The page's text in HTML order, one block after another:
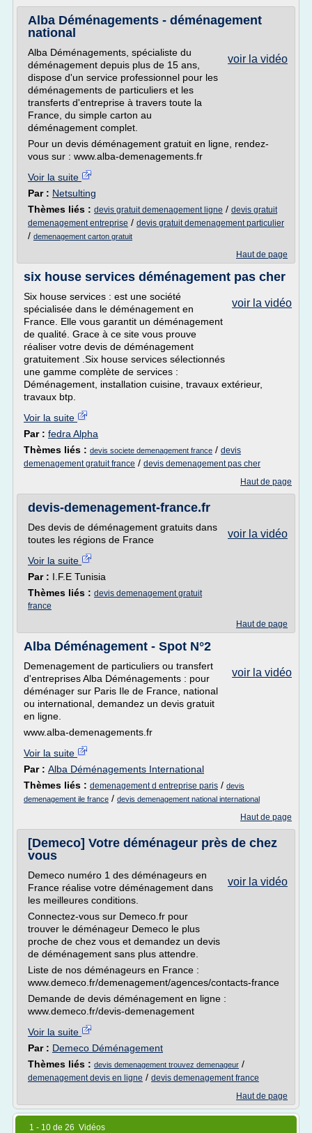
Alba Déménagements - déménagement
national
voir la vidéo
Alba Déménagements, spécialiste du
déménagement depuis plus de 15 ans,
dispose d'un service professionnel pour les
déménagements de particuliers et les
transferts d'entreprise à travers toute la
France, du simple carton au
déménagement complet.
Pour un devis déménagement gratuit en ligne, rendez-
vous sur : www.alba-demenagements.fr
Voir la suite
Par : Netsulting
Thèmes liés : devis gratuit demenagement ligne / devis gratuit
demenagement entreprise / devis gratuit demenagement particulier
/ demenagement carton gratuit
Haut de page
six house services déménagement pas cher
voir la vidéo
Six house services : est une société
spécialisée dans le déménagement en
France. Elle vous garantit un déménagement
de qualité. Grace à ce site vous prouve
réaliser votre devis de déménagement
gratuitement .Six house services sélectionnés
une gamme complète de services :
Déménagement, installation cuisine, travaux extérieur,
travaux btp.
Voir la suite
Par : fedra Alpha
Thèmes liés : devis societe demenagement france / devis
demenagement gratuit france / devis demenagement pas cher
Haut de page
devis-demenagement-france.fr
voir la vidéo
Des devis de déménagement gratuits dans
toutes les régions de France
Voir la suite
Par : I.F.E Tunisia
Thèmes liés : devis demenagement gratuit
france
Haut de page
Alba Déménagement - Spot N°2
voir la vidéo
Demenagement de particuliers ou transfert
d'entreprises Alba Déménagements : pour
déménager sur Paris Ile de France, national
ou international, demandez un devis gratuit
en ligne.
www.alba-demenagements.fr
Voir la suite
Par : Alba Déménagements International
Thèmes liés : demenagement d entreprise paris / devis
demenagement ile france / devis demenagement national international
Haut de page
[Demeco] Votre déménageur près de chez
vous
voir la vidéo
Demeco numéro 1 des déménageurs en
France réalise votre déménagement dans
les meilleures conditions.
Connectez-vous sur Demeco.fr pour
trouver le déménageur Demeco le plus
proche de chez vous et demandez un devis
de déménagement sans plus attendre.
Liste de nos déménageurs en France :
www.demeco.fr/demenagement/agences/contacts-france
Demande de devis déménagement en ligne :
www.demeco.fr/devis-demenagement
Voir la suite
Par : Demeco Déménagement
Thèmes liés : devis demenagement trouvez demenageur /
demenagement devis en ligne / devis demenagement france
Haut de page
1 - 10 de 26 Vidéos